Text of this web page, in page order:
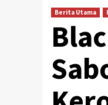
Berita Utama